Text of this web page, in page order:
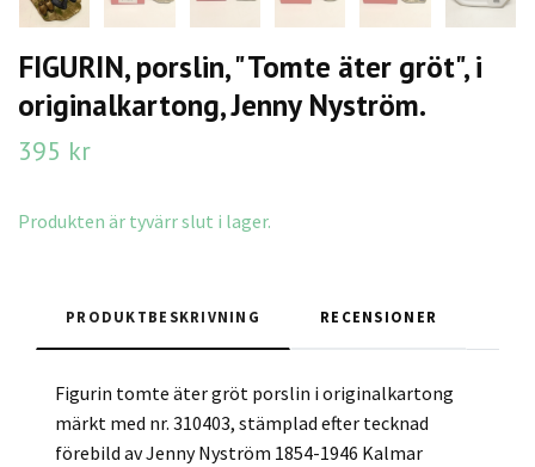
FIGURIN, porslin, "Tomte äter gröt", i
originalkartong, Jenny Nyström.
395 kr
Produkten är tyvärr slut i lager.
PRODUKTBESKRIVNING RECENSIONER
Figurin tomte äter gröt porslin i originalkartong
märkt med nr. 310403, stämplad efter tecknad
förebild av Jenny Nyström 1854-1946 Kalmar